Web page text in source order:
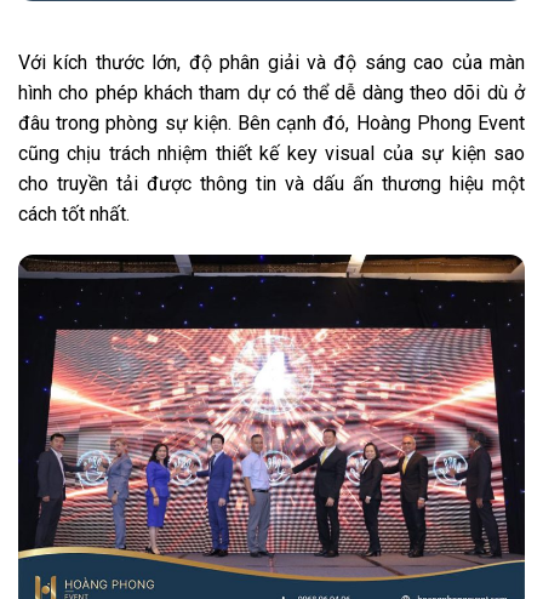
Với kích thước lớn, độ phân giải và độ sáng cao của màn
hình cho phép khách tham dự có thể dễ dàng theo dõi dù ở
đâu trong phòng sự kiện. Bên cạnh đó, Hoàng Phong Event
cũng chịu trách nhiệm thiết kế key visual của sự kiện sao
cho truyền tải được thông tin và dấu ấn thương hiệu một
cách tốt nhất.